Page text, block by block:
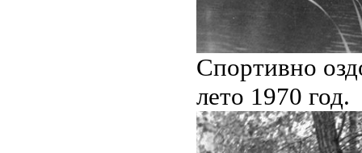
Спортивно
лето 1970 год.